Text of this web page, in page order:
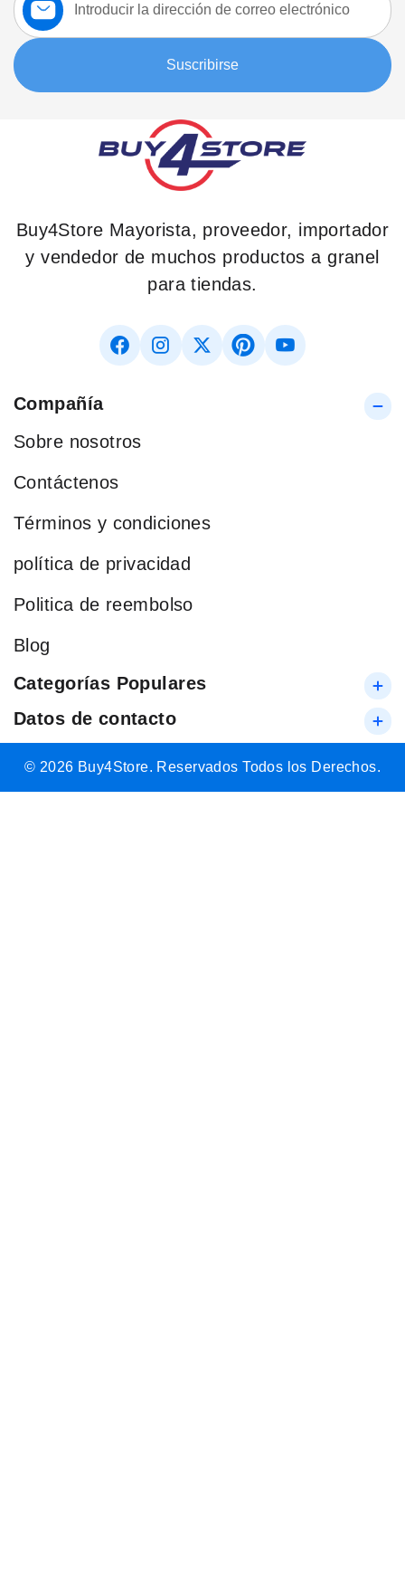
a
nuestro
boletín:
Suscribirse
Buy4Store Mayorista, proveedor, importador
y vendedor de muchos productos a granel
para tiendas.
Compañía
Sobre nosotros
Contáctenos
Términos y condiciones
política de privacidad
Politica de reembolso
Blog
Categorías Populares
Datos de contacto
© 2026 Buy4Store. Reservados Todos los Derechos.